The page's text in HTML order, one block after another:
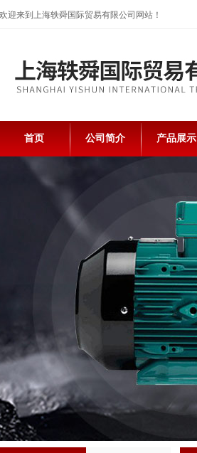
欢迎来到上海轶舜国际贸易有限公司网站！
首页 公司简介 产品展示